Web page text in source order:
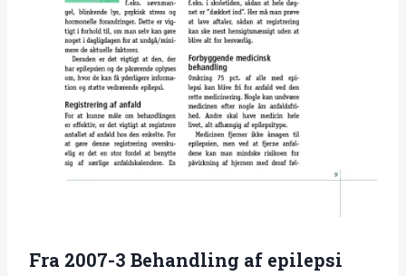
Fra 2007-3 Behandling af epilepsi